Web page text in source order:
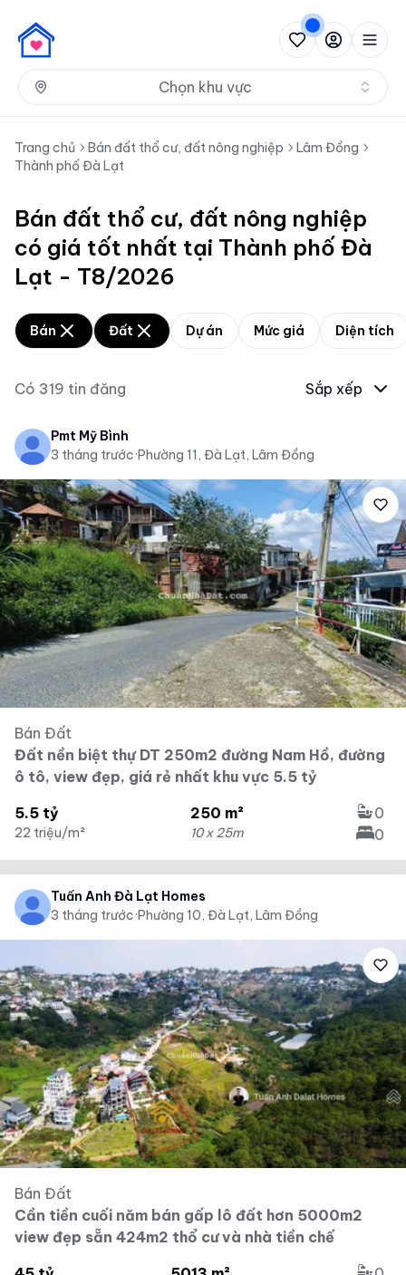
Chọn khu vực
Trang chủ Bán đất thổ cư, đất nông nghiệp
Lâm Đồng
Thành phố Đà Lạt
Bán đất thổ cư, đất nông nghiệp
có giá tốt nhất tại Thành phố Đà
Lạt - T8/2026
Bán Đất Dự án Mức giá Diện tích
Có 319 tin đăng Sắp xếp
Pmt Mỹ Bình
3 tháng trước·Phường 11, Đà Lạt, Lâm Đồng
Bán Đất
Đất nền biệt thự DT 250m2 đường Nam Hồ, đường
ô tô, view đẹp, giá rẻ nhất khu vực 5.5 tỷ
5.5 tỷ
22 triệu/m²
250 m²
10 x 25m
0
0
Tuấn Anh Đà Lạt Homes
3 tháng trước·Phường 10, Đà Lạt, Lâm Đồng
Bán Đất
Cần tiền cuối năm bán gấp lô đất hơn 5000m2
view đẹp sẵn 424m2 thổ cư và nhà tiền chế